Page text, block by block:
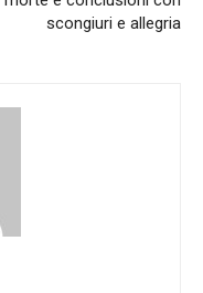
scongiuri e allegria